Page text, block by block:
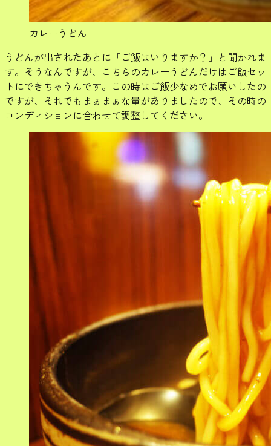
カレーうどん
うどんが出されたあとに「ご飯はいりますか？」と聞かれま
す。そうなんですが、こちらのカレーうどんだけはご飯セッ
トにできちゃうんです。この時はご飯少なめでお願いしたの
ですが、それでもまぁまぁな量がありましたので、その時の
コンディションに合わせて調整してください。